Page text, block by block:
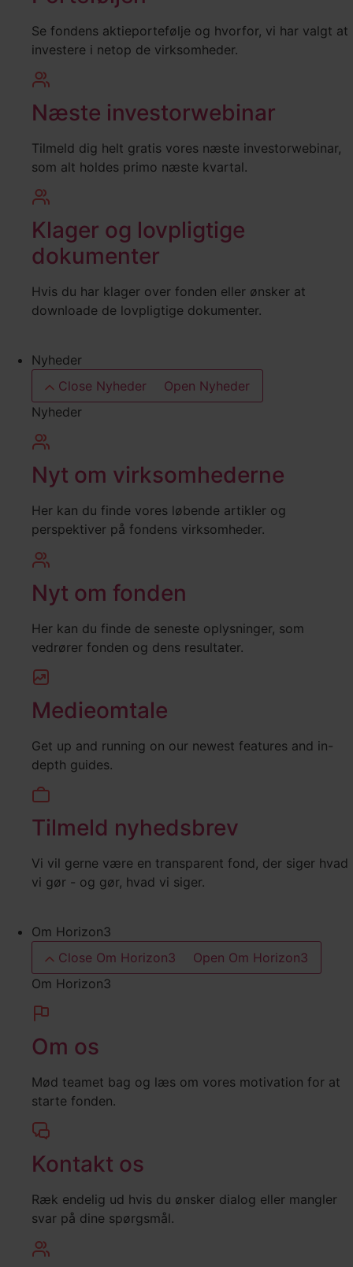
Se fondens aktieportefølje og hvorfor, vi har valgt at
investere i netop de virksomheder.
Næste investorwebinar
Tilmeld dig helt gratis vores næste investorwebinar,
som alt holdes primo næste kvartal.
Klager og lovpligtige
dokumenter
Hvis du har klager over fonden eller ønsker at
downloade de lovpligtige dokumenter.
Nyheder
Close Nyheder
Open Nyheder
Nyheder
Nyt om virksomhederne
Her kan du finde vores løbende artikler og
perspektiver på fondens virksomheder.
Nyt om fonden
Her kan du finde de seneste oplysninger, som
vedrører fonden og dens resultater.
Medieomtale
Get up and running on our newest features and in-
depth guides.
Tilmeld nyhedsbrev
Vi vil gerne være en transparent fond, der siger hvad
vi gør - og gør, hvad vi siger.
Om Horizon3
Close Om Horizon3
Open Om Horizon3
Om Horizon3
Om os
Mød teamet bag og læs om vores motivation for at
starte fonden.
Kontakt os
Ræk endelig ud hvis du ønsker dialog eller mangler
svar på dine spørgsmål.